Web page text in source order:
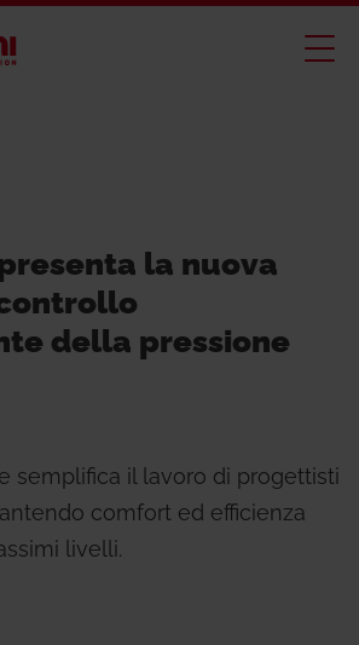
la nuova
della pressione
semplifica il lavoro di progettisti
comfort ed efficienza
livelli.